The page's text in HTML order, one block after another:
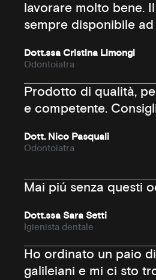
lavorare molto bene.
sempre disponibile
Dott.ssa Cristina Limongi
Odontoiatra
Prodotto di qualità,
e competente.
Dott. Nico Pasquali
Odontoiatra
Mai piú senza questi
Dott.ssa Sara Setti
Igienista dentale
Ho ordinato un paio
galileiani e mi ci sto